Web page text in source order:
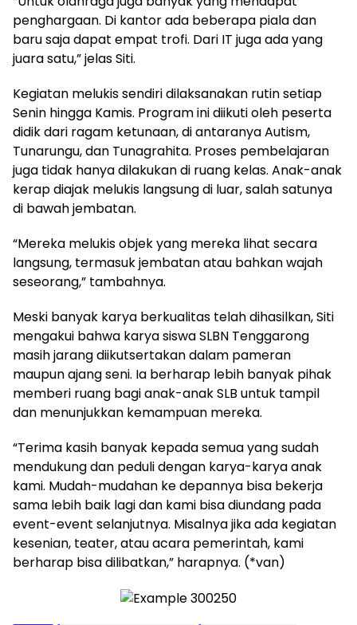
penghargaan. Di kantor ada beberapa piala dan
baru saja dapat empat trofi. Dari IT juga ada yang
juara satu,” jelas Siti.
Kegiatan melukis sendiri dilaksanakan rutin setiap
Senin hingga Kamis. Program ini diikuti oleh peserta
didik dari ragam ketunaan, di antaranya Autism,
Tunarungu, dan Tunagrahita. Proses pembelajaran
juga tidak hanya dilakukan di ruang kelas. Anak-anak
kerap diajak melukis langsung di luar, salah satunya
di bawah jembatan.
“Mereka melukis objek yang mereka lihat secara
langsung, termasuk jembatan atau bahkan wajah
seseorang,” tambahnya.
Meski banyak karya berkualitas telah dihasilkan, Siti
mengakui bahwa karya siswa SLBN Tenggarong
masih jarang diikutsertakan dalam pameran
maupun ajang seni. Ia berharap lebih banyak pihak
memberi ruang bagi anak-anak SLB untuk tampil
dan menunjukkan kemampuan mereka.
“Terima kasih banyak kepada semua yang sudah
mendukung dan peduli dengan karya-karya anak
kami. Mudah-mudahan ke depannya bisa bekerja
sama lebih baik lagi dan kami bisa diundang pada
event-event selanjutnya. Misalnya jika ada kegiatan
kesenian, teater, atau acara pemerintah, kami
berharap bisa dilibatkan,” harapnya. (*van)